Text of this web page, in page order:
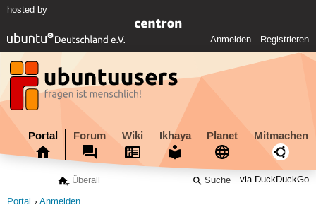
hosted by
Anmelden Registrieren
Portal Forum Wiki Ikhaya Planet Mitmachen
via DuckDuckGo
Portal Anmelden